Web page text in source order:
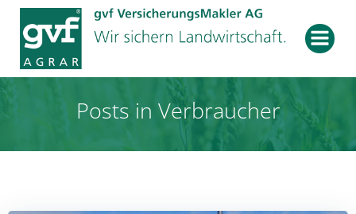
Zum
Inhalt
springen
Posts in Verbraucher